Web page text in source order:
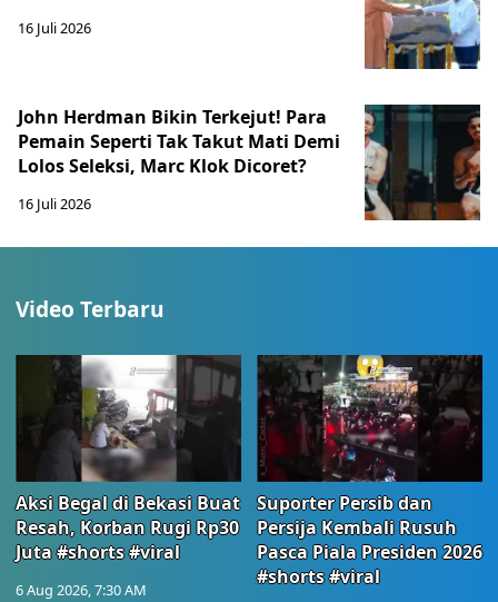
16 Juli 2026
John Herdman Bikin Terkejut! Para
Pemain Seperti Tak Takut Mati Demi
Lolos Seleksi, Marc Klok Dicoret?
16 Juli 2026
Video Terbaru
Aksi Begal di Bekasi Buat
Resah, Korban Rugi Rp30
Juta #shorts #viral
6 Aug 2026, 7:30 AM
Suporter Persib dan
Persija Kembali Rusuh
Pasca Piala Presiden 2026
#shorts #viral